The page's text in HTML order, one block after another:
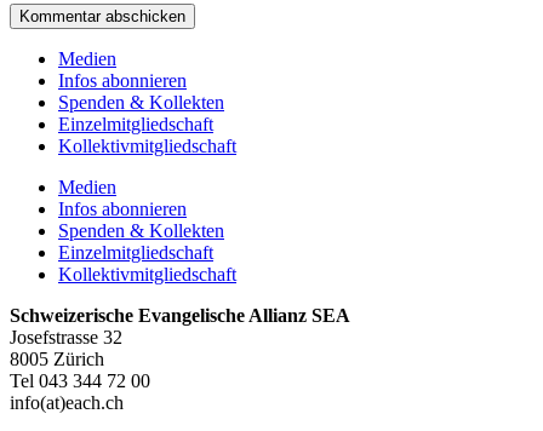
Medien
Infos abonnieren
Spenden & Kollekten
Einzelmitgliedschaft
Kollektivmitgliedschaft
Medien
Infos abonnieren
Spenden & Kollekten
Einzelmitgliedschaft
Kollektivmitgliedschaft
Schweizerische Evangelische Allianz SEA
Josefstrasse 32
8005 Zürich
Tel 043 344 72 00
info(at)each.ch